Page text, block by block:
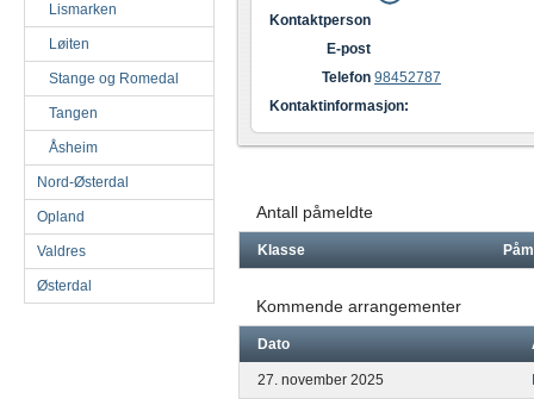
Lismarken
Løiten
Stange og Romedal
Tangen
Åsheim
Nord-Østerdal
Opland
Valdres
Østerdal
Kontaktperson
E-post
Telefon 98452787
Kontaktinformasjon:
Antall påmeldte
Klasse
Kommende arrangementer
Dato
27. november 2025